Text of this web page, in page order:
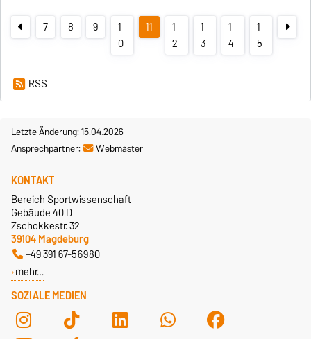
7 8 9
1
0
11
1
2
1
3
1
4
1
5
RSS
Letzte Änderung: 15.04.2026
Ansprechpartner:
Webmaster
SOZIALE MEDIEN
KONTAKT
Bereich Sportwissenschaft
Gebäude 40 D
Zschokkestr. 32
39104 Magdeburg
+49 391 67-56980
mehr…